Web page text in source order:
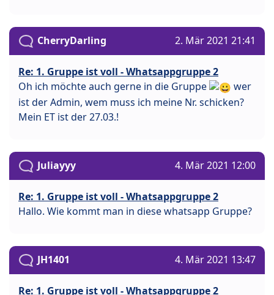
CherryDarling 2. Mär 2021 21:41
Re: 1. Gruppe ist voll - Whatsappgruppe 2
Oh ich möchte auch gerne in die Gruppe
wer
ist der Admin, wem muss ich meine Nr. schicken?
Mein ET ist der 27.03.!
Juliayyy 4. Mär 2021 12:00
Re: 1. Gruppe ist voll - Whatsappgruppe 2
Hallo. Wie kommt man in diese whatsapp Gruppe?
JH1401 4. Mär 2021 13:47
Re: 1. Gruppe ist voll - Whatsappgruppe 2